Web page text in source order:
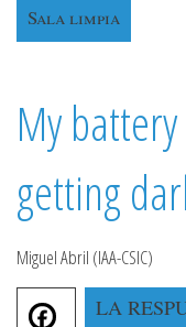
Sala limpia
My
getting
Miguel Abril (IAA-CSIC)
LA